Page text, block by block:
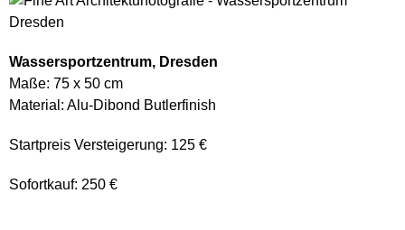
Wassersportzentrum, Dresden
Maße: 75 x 50 cm
Material: Alu-Dibond Butlerfinish
Startpreis Versteigerung: 125 €
Sofortkauf: 250 €